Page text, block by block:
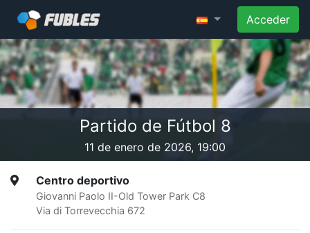
Acceder
Partido de Fútbol 8
11 de enero de 2026, 19:00
Centro deportivo
Giovanni Paolo II-Old Tower Park C8
Via di Torrevecchia 672